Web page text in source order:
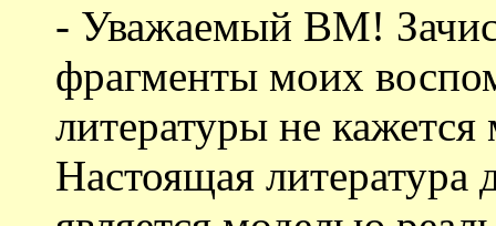
- Уважаемый ВМ!
фрагменты моих
литературы не
Настоящая литература